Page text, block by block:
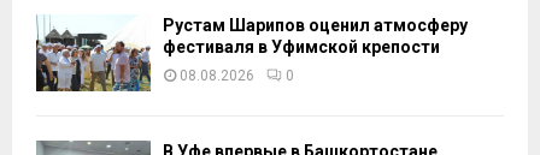
Рустам Шарипов оценил атмосферу
фестиваля в Уфимской крепости
08.08.2026 0
В Уфе впервые в Башкортостане